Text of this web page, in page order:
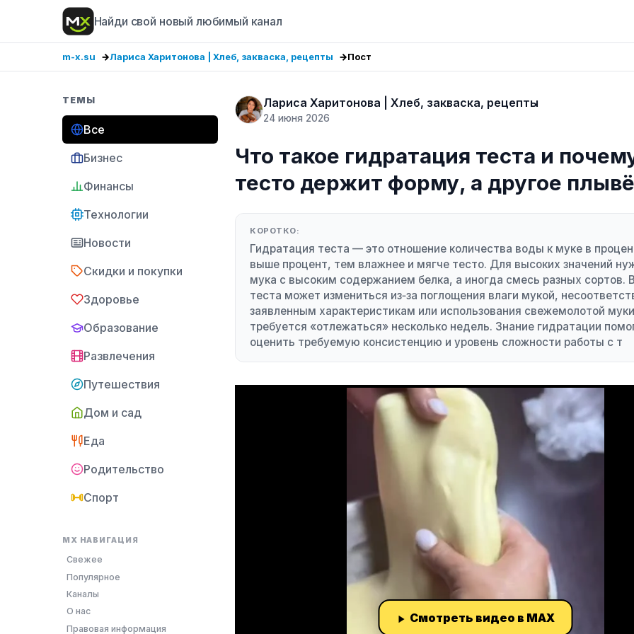
Найди свой новый любимый канал
m-x.su Лариса Харитонова | Хлеб, закваска, рецепты Пост
ТЕМЫ
Все
Бизнес
Финансы
Технологии
Новости
Скидки и покупки
Здоровье
Образование
Развлечения
Путешествия
Дом и сад
Еда
Родительство
Спорт
MX НАВИГАЦИЯ
Свежее
Популярное
Каналы
О нас
Правовая информация
Лариса Харитонова | Хлеб, закваска, рецепты
24 июня 2026
Что такое гидратация теста и
тесто держит форму, а другое
КОРОТКО:
Гидратация теста — это отношение количества воды к муке в
выше процент, тем влажнее и мягче тесто. Для высоких значений
мука с высоким содержанием белка, а иногда смесь разных сортов.
теста может измениться из‑за поглощения влаги мукой,
заявленным характеристикам или использования свежемолотой
требуется «отлежаться» несколько недель. Знание гидратации
оценить требуемую консистенцию и уровень сложности работы с т
Смотреть видео в MAX